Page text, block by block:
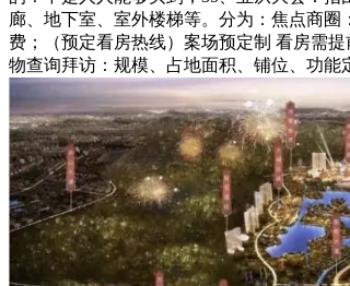
廊、地下室、室外楼梯等。分为：焦点商
费；（预定看房热线）案场预定制 看房需
物查询拜访：规模、占地面积、铺位、功能